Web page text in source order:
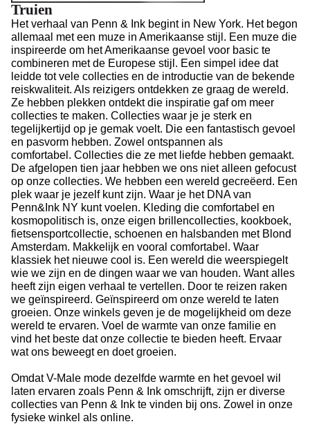
Truien
Het verhaal van Penn & Ink begint in New York. Het begon
allemaal met een muze in Amerikaanse stijl. Een muze die
inspireerde om het Amerikaanse gevoel voor basic te
combineren met de Europese stijl. Een simpel idee dat
leidde tot vele collecties en de introductie van de bekende
reiskwaliteit. Als reizigers ontdekken ze graag de wereld.
Ze hebben plekken ontdekt die inspiratie gaf om meer
collecties te maken. Collecties waar je je sterk en
tegelijkertijd op je gemak voelt. Die een fantastisch gevoel
en pasvorm hebben. Zowel ontspannen als
comfortabel. Collecties die ze met liefde hebben gemaakt.
De afgelopen tien jaar hebben we ons niet alleen gefocust
op onze collecties. We hebben een wereld gecreëerd. Een
plek waar je jezelf kunt zijn. Waar je het DNA van
Penn&Ink NY kunt voelen. Kleding die comfortabel en
kosmopolitisch is, onze eigen brillencollecties, kookboek,
fietsensportcollectie, schoenen en halsbanden met Blond
Amsterdam. Makkelijk en vooral comfortabel. Waar
klassiek het nieuwe cool is. Een wereld die weerspiegelt
wie we zijn en de dingen waar we van houden. Want alles
heeft zijn eigen verhaal te vertellen. Door te reizen raken
we geïnspireerd. Geïnspireerd om onze wereld te laten
groeien. Onze winkels geven je de mogelijkheid om deze
wereld te ervaren. Voel de warmte van onze familie en
vind het beste dat onze collectie te bieden heeft. Ervaar
wat ons beweegt en doet groeien.
Omdat V-Male mode dezelfde warmte en het gevoel wil
laten ervaren zoals Penn & Ink omschrijft, zijn er diverse
collecties van Penn & Ink te vinden bij ons. Zowel in onze
fysieke winkel als online.